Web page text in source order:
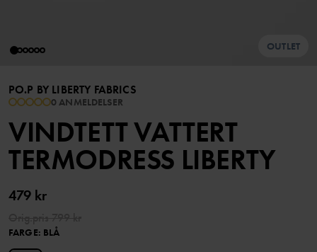
OUTLET
PO.P BY LIBERTY FABRICS
0 ANMELDELSER
VINDTETT VATTERT
TERMODRESS LIBERTY
479 kr
FARGE: BLÅ